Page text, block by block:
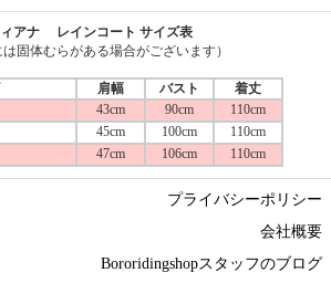
アナ レインコート サイズ表
は固体むらがある場合がございます）
肩幅 バスト
着丈
43cm 90cm
110cm
45cm 100cm
110cm
47cm 106cm 110cm
プライバシーポリシー
会社概要
Bororidingshopスタッフのブログ